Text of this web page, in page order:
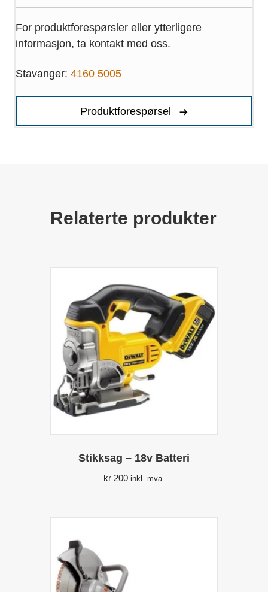
For produktforespørsler eller ytterligere
informasjon, ta kontakt med oss.
Stavanger: 4160 5005
Produktforespørsel
Relaterte produkter
Stikksag – 18v Batteri
kr 200 inkl. mva.